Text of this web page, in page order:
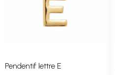
Pendentif lettre E